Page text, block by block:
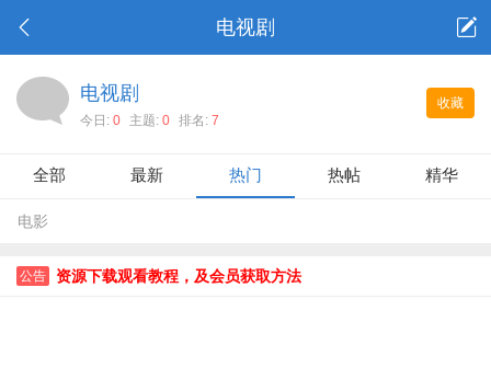
电视剧
收藏
电视剧
今日: 0 主题: 0 排名: 7
全部 最新 热门 热帖 精华
电影
公告 资源下载观看教程，及会员获取方法